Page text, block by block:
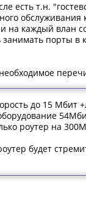
есть т.н.
на каждый влан
порты в
до 15 Мбит
роутер на
будет